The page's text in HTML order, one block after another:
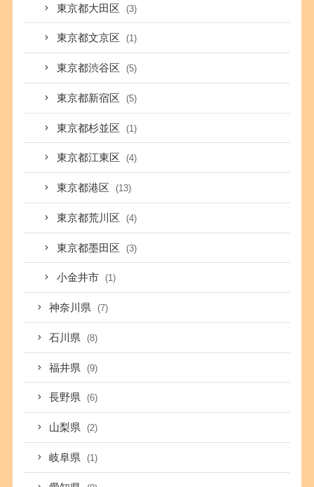
東京都大田区 (3)
東京都文京区 (1)
東京都渋谷区 (5)
東京都新宿区 (5)
東京都杉並区 (1)
東京都江東区 (4)
東京都港区 (13)
東京都荒川区 (4)
東京都墨田区 (3)
小金井市 (1)
神奈川県 (7)
石川県 (8)
福井県 (9)
長野県 (6)
山梨県 (2)
岐阜県 (1)